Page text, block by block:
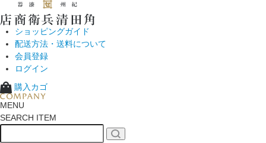
ショッピングガイド
配送方法・送料について
会員登録
ログイン
購入カゴ
MENU
SEARCH ITEM